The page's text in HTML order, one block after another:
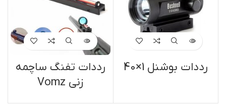
رددات بوشنل 1×40
رددات تفنگ ساچمه
زنی Vomz